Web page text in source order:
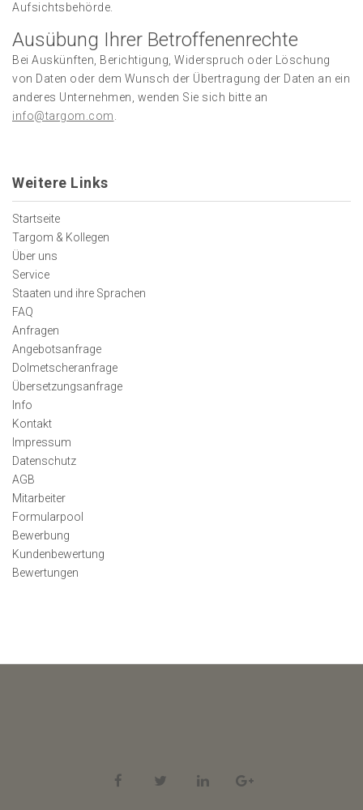
Aufsichtsbehörde.
Ausübung Ihrer Betroffenenrechte
Bei Auskünften, Berichtigung, Widerspruch oder Löschung
von Daten oder dem Wunsch der Übertragung der Daten an ein
anderes Unternehmen, wenden Sie sich bitte an
info@targom.com
Weitere Links
Startseite
Targom & Kollegen
Über uns
Service
Staaten und ihre Sprachen
FAQ
Anfragen
Angebotsanfrage
Dolmetscheranfrage
Übersetzungsanfrage
Info
Kontakt
Impressum
Datenschutz
AGB
Mitarbeiter
Formularpool
Bewerbung
Kundenbewertung
Bewertungen